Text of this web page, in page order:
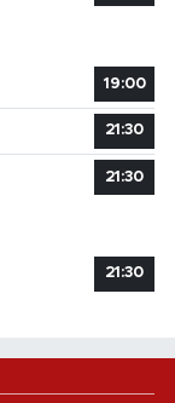
19:00
21:30
21:30
21:30